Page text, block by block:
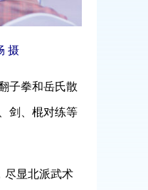
摄
子拳和岳氏散
剑、棍对练等
显北派武术